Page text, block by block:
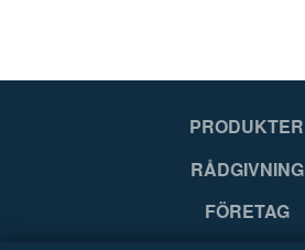
PRODUKTER
RÅDGIVNING
FÖRETAG